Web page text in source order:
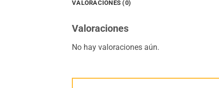
VALORACIONES (0)
Valoraciones
No hay valoraciones aún.